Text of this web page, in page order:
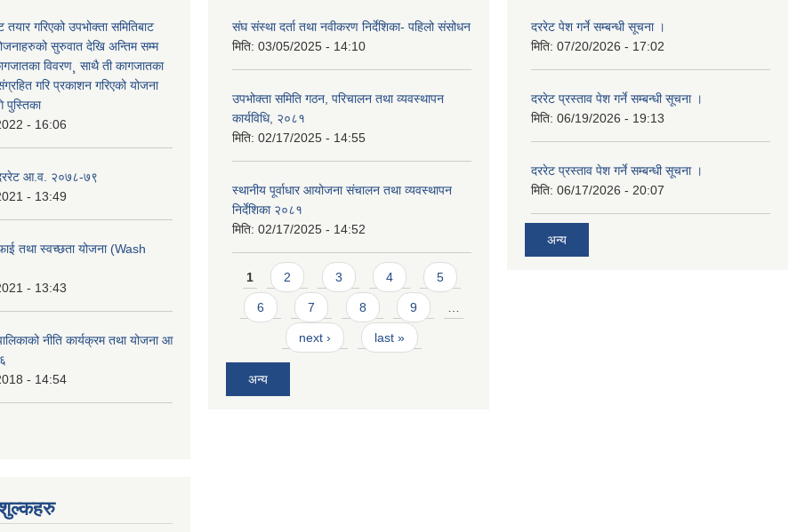
तयार गरिएको उपभोक्ता समितिबाट
सुरुवात देखि अन्तिम सम्म
विवरण¸ साथै ती कागजातका
गरि प्रकाशन गरिएको योजना
पुस्तिका
- 16:06
दररेट आ.व. २०७८-७९
- 13:49
तथा स्वच्छता योजना (Wash
- 13:43
नीति कार्यक्रम तथा योजना आ
- 14:54
संघ संस्था दर्ता तथा नवीकरण निर्देशिका- पहिलो संसोधन
मिति: 03/05/2025 - 14:10
उपभोक्ता समिति गठन, परिचालन तथा व्यवस्थापन
कार्यविधि, २०८१
मिति: 02/17/2025 - 14:55
स्थानीय पूर्वाधार आयोजना संचालन तथा व्यवस्थापन
निर्देशिका २०८१
मिति: 02/17/2025 - 14:52
Pages
1 2 3 4 5
6 7 8 9 …
next › last »
अन्य
दररेट पेश गर्ने सम्बन्धी सूचना ।
मिति: 07/20/2026 - 17:02
दररेट प्रस्ताव पेश गर्ने सम्बन्धी सूचना ।
मिति: 06/19/2026 - 19:13
दररेट प्रस्ताव पेश गर्ने सम्बन्धी सूचना ।
मिति: 06/17/2026 - 20:07
अन्य